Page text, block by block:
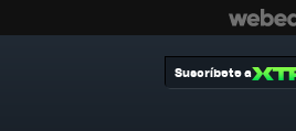
Suscríbete a